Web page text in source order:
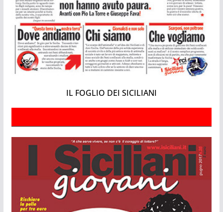
IL FOGLIO DEI SICILIANI